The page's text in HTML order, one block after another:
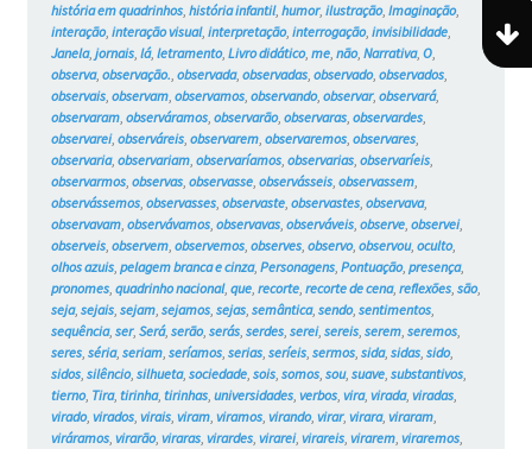
história em quadrinhos, história infantil, humor, ilustração, Imaginação,
interação, interação visual, interpretação, interrogação, invisibilidade,
Janela, jornais, lá, letramento, Livro didático, me, não, Narrativa, O,
observa, observação., observada, observadas, observado, observados,
observais, observam, observamos, observando, observar, observará,
observaram, observáramos, observarão, observaras, observardes,
observarei, observáreis, observarem, observaremos, observares,
observaria, observariam, observaríamos, observarias, observaríeis,
observarmos, observas, observasse, observásseis, observassem,
observássemos, observasses, observaste, observastes, observava,
observavam, observávamos, observavas, observáveis, observe, observei,
observeis, observem, observemos, observes, observo, observou, oculto,
olhos azuis, pelagem branca e cinza, Personagens, Pontuação, presença,
pronomes, quadrinho nacional, que, recorte, recorte de cena, reflexões, são,
seja, sejais, sejam, sejamos, sejas, semântica, sendo, sentimentos,
sequência, ser, Será, serão, serás, serdes, serei, sereis, serem, seremos,
seres, séria, seriam, seríamos, serias, seríeis, sermos, sida, sidas, sido,
sidos, silêncio, silhueta, sociedade, sois, somos, sou, suave, substantivos,
tierno, Tira, tirinha, tirinhas, universidades, verbos, vira, virada, viradas,
virado, virados, virais, viram, viramos, virando, virar, virara, viraram,
viráramos, virarão, viraras, virardes, virarei, virareis, virarem, viraremos,